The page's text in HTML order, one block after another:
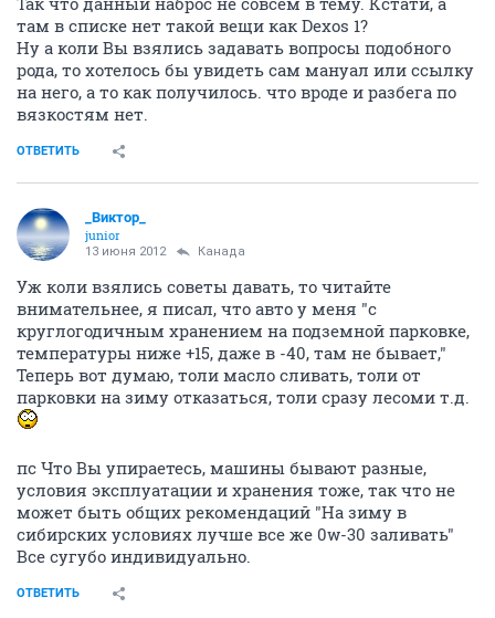
там в списке нет такой вещи как Dexos 1?
Ну а коли Вы взялись задавать вопросы подобного
рода, то хотелось бы увидеть сам мануал или ссылку
на него, а то как получилось. что вроде и разбега по
вязкостям нет.
ОТВЕТИТЬ
_Виктор_
juniоr
13 июня 2012 Канада
Уж коли взялись советы давать, то читайте
внимательнее, я писал, что авто у меня "с
круглогодичным хранением на подземной парковке,
температуры ниже +15, даже в -40, там не бывает,"
Теперь вот думаю, толи масло сливать, толи от
парковки на зиму отказаться, толи сразу лесоми т.д.
пс Что Вы упираетесь, машины бывают разные,
условия эксплуатации и хранения тоже, так что не
может быть общих рекомендаций "На зиму в
сибирских условиях лучше все же 0w-30 заливать"
Все сугубо индивидуально.
ОТВЕТИТЬ